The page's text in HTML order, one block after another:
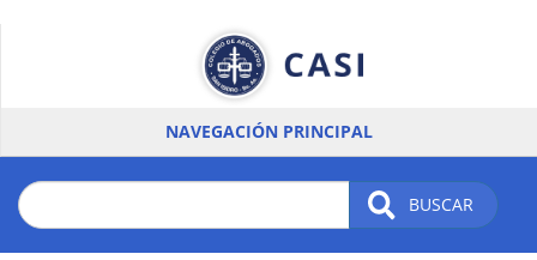
NAVEGACIÓN PRINCIPAL
BUSCAR